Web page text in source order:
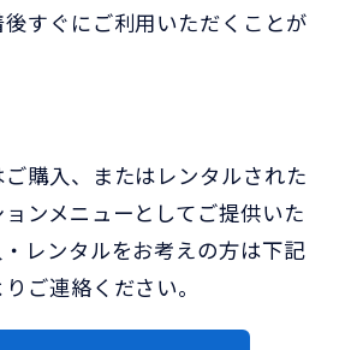
後すぐにご利用いただくことが
購入、またはレンタルされた
ンメニューとしてご提供いた
・レンタルをお考えの方は下記
ご連絡ください。